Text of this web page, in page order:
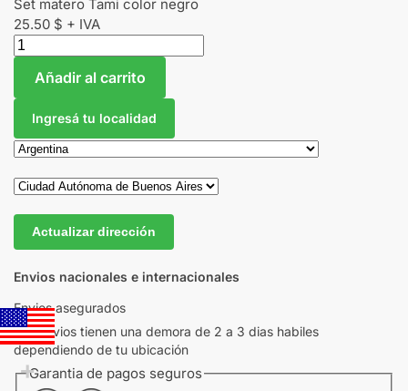
Set matero Tami color negro
25.50 $ + IVA
Añadir al carrito
Ingresá tu localidad
Actualizar dirección
Envios nacionales e internacionales
Envios asegurados
Los envios tienen una demora de 2 a 3 dias habiles
dependiendo de tu ubicación
Garantia de pagos seguros